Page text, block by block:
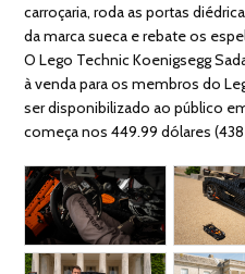
carroçaria, roda as portas
da marca sueca e rebate os
O Lego Technic Koenigsegg
à venda para os membros do
ser disponibilizado ao público
começa nos 449.99 dólares (438